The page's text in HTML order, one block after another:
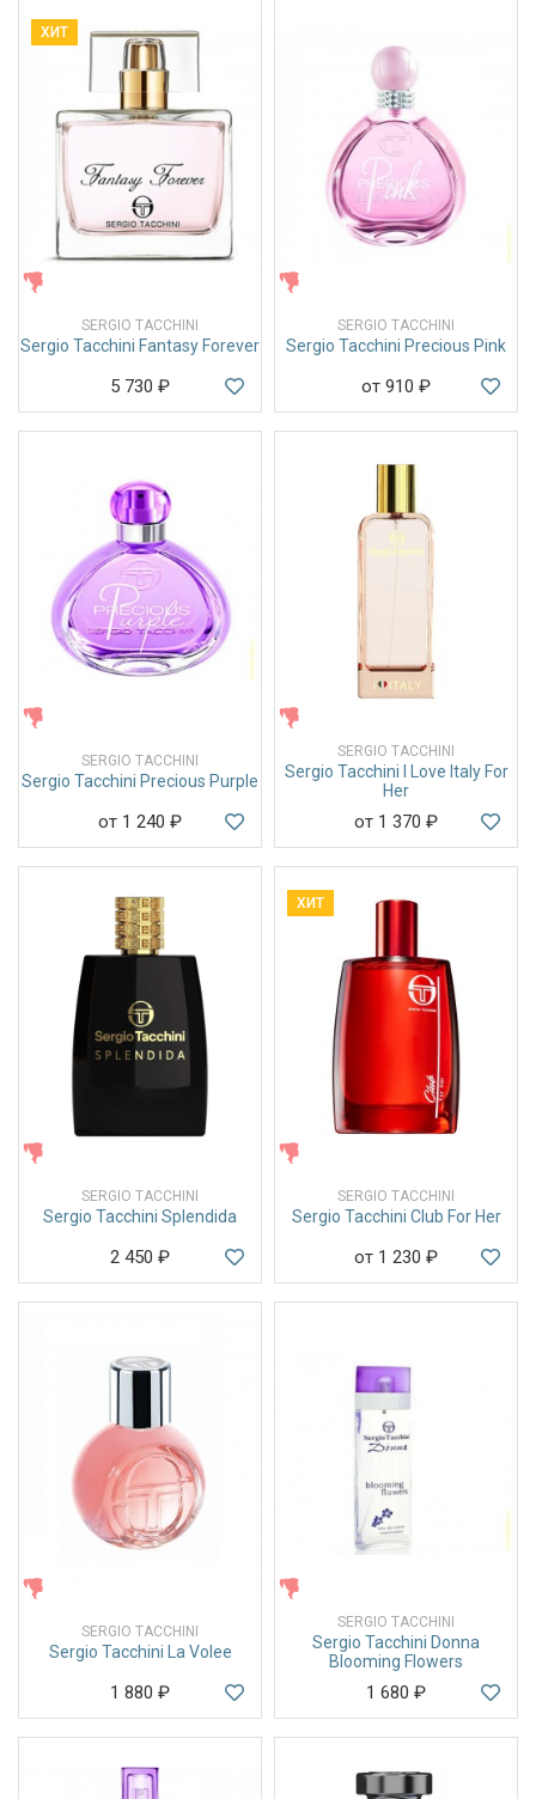
ХИТ
SERGIO TACCHINI
Sergio Tacchini Fantasy Forever
5 730 ₽
SERGIO TACCHINI
Sergio Tacchini Precious Pink
от 910 ₽
SERGIO TACCHINI
Sergio Tacchini Precious Purple
от 1 240 ₽
SERGIO TACCHINI
Sergio Tacchini I Love Italy For
Her
от 1 370 ₽
SERGIO TACCHINI
Sergio Tacchini Splendida
2 450 ₽
ХИТ
SERGIO TACCHINI
Sergio Tacchini Club For Her
от 1 230 ₽
SERGIO TACCHINI
Sergio Tacchini La Volee
1 880 ₽
SERGIO TACCHINI
Sergio Tacchini Donna
Blooming Flowers
1 680 ₽